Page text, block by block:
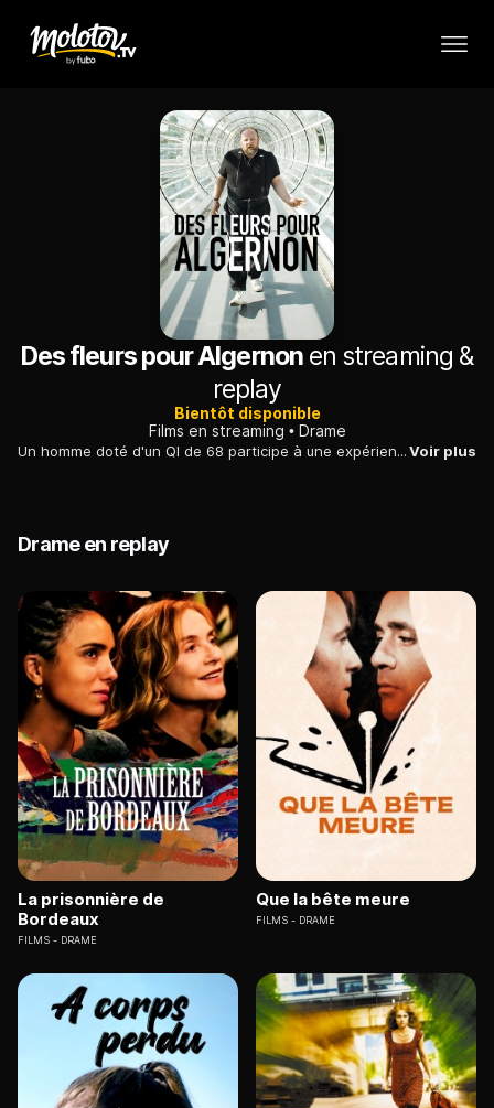
Des fleurs pour Algernonen streaming &
replay
Bientôt disponible
Films en streaming
Drame
Un homme doté d'un QI de 68 participe à une expérience scientifique avec une souris. Alors qu'il évolue intellectuellement, les progrès de l'animal déclinent.Voir plus
Drame en replay
La prisonnière de
Bordeaux
FILMS DRAME
Que la bête meure
FILMS DRAME